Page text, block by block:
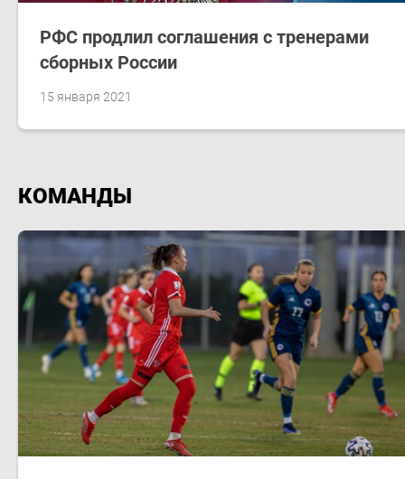
15 января 2021
РФС продлил соглашения с тренерами
сборных России
КОМАНДЫ